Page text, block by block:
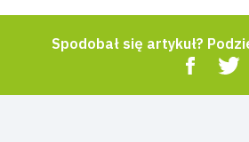
Spodobał się artykuł?